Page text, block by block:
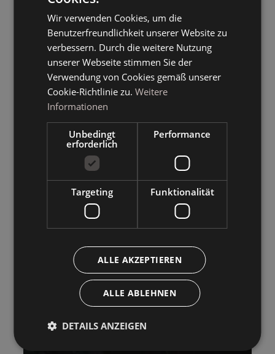
Wir verwenden Cookies, um die
Benutzerfreundlichkeit unserer Website zu
verbessern. Durch die weitere Nutzung
unserer Webseite stimmen Sie der
Verwendung von Cookies gemäß unserer
Cookie-Richtlinie zu. Weitere
Informationen
Unbedingt
erforderlich
Performance
Targeting Funktionalität
ALLE AKZEPTIEREN
ALLE ABLEHNEN
DETAILS ANZEIGEN